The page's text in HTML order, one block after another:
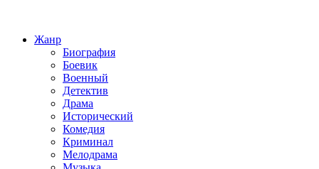
Жанр
Биография
Боевик
Военный
Детектив
Драма
Исторический
Комедия
Криминал
Мелодрама